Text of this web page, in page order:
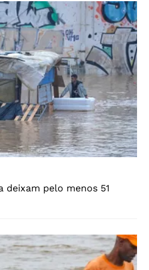
deixam pelo menos 51